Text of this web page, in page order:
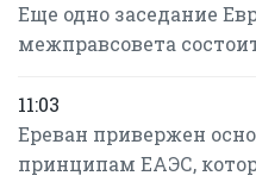
Еще одно заседание
межправсовета
11:03
Ереван привержен
принципам ЕАЭС,